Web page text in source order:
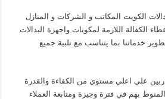
الكويت المكاتب و الشركات و المنازل
الكفالة اللازمة لمكونات واجهزة البدالات
خدماتنا بما يتناسب مع تلبية جميع
علي اعلي مستوي من الكفاءة والقدرة
بهم في فترة وجيزة ومتابعة العملاء